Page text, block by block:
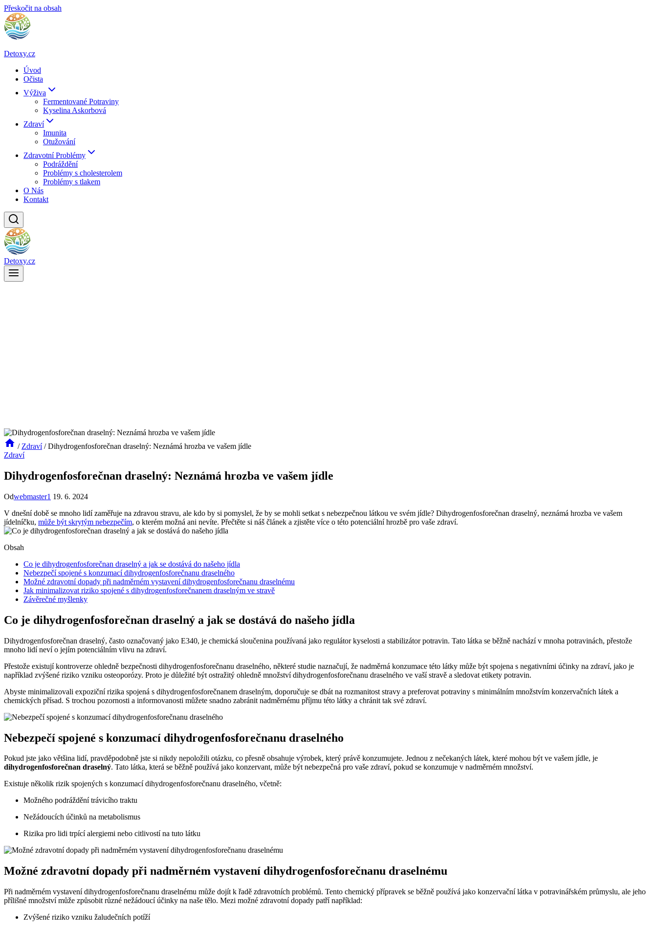
Přeskočit na obsah
Detoxy.cz
Úvod
Očista
Výživa
Fermentované Potraviny
Kyselina Askorbová
Zdraví
Imunita
Otužování
Zdravotní Problémy
Podráždění
Problémy s cholesterolem
Problémy s tlakem
O Nás
Kontakt
Detoxy.cz
/ Zdraví / Dihydrogenfosforečnan draselný: Neznámá hrozba ve vašem jídle
Zdraví
Dihydrogenfosforečnan draselný: Neznámá hrozba ve vašem jídle
Odwebmaster1 19. 6. 2024
V dnešní době se mnoho lidí zaměřuje na zdravou stravu, ale kdo by si pomyslel, že by se mohli setkat s nebezpečnou látkou ve svém jídle? Dihydrogenfosforečnan draselný, neznámá hrozba ve vašem
jídelníčku, může být skrytým nebezpečím, o kterém možná ani nevíte. Přečtěte si náš článek a zjistěte více o této potenciální hrozbě pro vaše zdraví.
Obsah
Co je dihydrogenfosforečnan draselný a jak se dostává do našeho jídla
Nebezpečí spojené s konzumací dihydrogenfosforečnanu draselného
Možné zdravotní dopady při nadměrném vystavení dihydrogenfosforečnanu draselnému
Jak minimalizovat riziko spojené s dihydrogenfosforečnanem draselným ve stravě
Závěrečné myšlenky
Co je dihydrogenfosforečnan draselný a jak se dostává do našeho jídla
Dihydrogenfosforečnan draselný, často označovaný jako E340, je chemická sloučenina používaná jako regulátor kyselosti a stabilizátor potravin. Tato látka se běžně nachází v mnoha potravinách, přestože
mnoho lidí neví o jejím potenciálním vlivu na zdraví.
Přestože existují kontroverze ohledně bezpečnosti dihydrogenfosforečnanu draselného, některé studie naznačují, že nadměrná konzumace této látky může být spojena s negativními účinky na zdraví, jako je
například zvýšené riziko vzniku osteoporózy. Proto je důležité být ostražitý ohledně množství dihydrogenfosforečnanu draselného ve vaší stravě a sledovat etikety potravin.
Abyste minimalizovali expoziční rizika spojená s dihydrogenfosforečnanem draselným, doporučuje se dbát na rozmanitost stravy a preferovat potraviny s minimálním množstvím konzervačních látek a
chemických přísad. S trochou pozornosti a informovanosti můžete snadno zabránit nadměrnému příjmu této látky a chránit tak své zdraví.
Nebezpečí spojené s konzumací dihydrogenfosforečnanu draselného
Pokud jste jako většina lidí, pravděpodobně jste si nikdy nepoložili otázku, co přesně obsahuje výrobek, který právě konzumujete. Jednou z nečekaných látek, které mohou být ve vašem jídle, je
dihydrogenfosforečnan draselný. Tato látka, která se běžně používá jako konzervant, může být nebezpečná pro vaše zdraví, pokud se konzumuje v nadměrném množství.
Existuje několik rizik spojených s konzumací dihydrogenfosforečnanu draselného, včetně:
Možného podráždění trávicího traktu
Nežádoucích účinků na metabolismus
Rizika pro lidi trpící alergiemi nebo citlivostí na tuto látku
Možné zdravotní dopady při nadměrném vystavení dihydrogenfosforečnanu draselnému
Při nadměrném vystavení dihydrogenfosforečnanu draselnému může dojít k řadě zdravotních problémů. Tento chemický přípravek se běžně používá jako konzervační látka v potravinářském průmyslu, ale jeho
přílišné množství může způsobit různé nežádoucí účinky na naše tělo. Mezi možné zdravotní dopady patří například:
Zvýšené riziko vzniku žaludečních potíží